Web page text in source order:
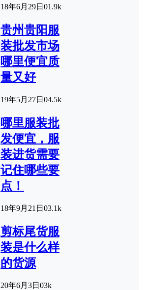
18年6月29日 01.9k
贵州贵阳服
装批发市场
哪里便宜质
量又好
19年5月27日 04.5k
哪里服装批
发便宜，服
装进货需要
记住哪些要
点！
18年9月21日 03.1k
剪标尾货服
装是什么样
的货源
20年6月3日 03k